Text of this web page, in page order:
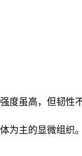
度虽高，但韧性
为主的显微组织